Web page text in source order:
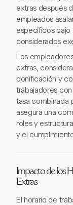
extras después
empleados
específicos bajo
considerados
Los
extras,
bonificación y
trabajadores
tasa combinada
asegura una
roles y
y el
Impacto de los
Extras
El horario de